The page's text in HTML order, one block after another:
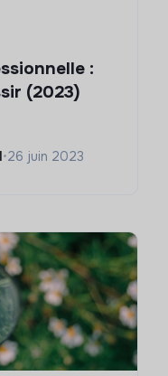
:
(2023)
•26 juin 2023